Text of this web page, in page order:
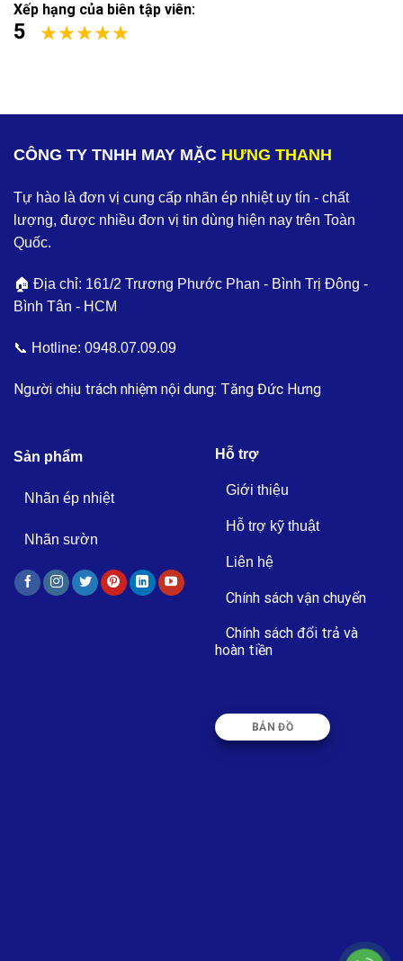
Xếp hạng của biên tập viên:
5
CÔNG TY TNHH MAY MẶC HƯNG THANH
Tự hào là đơn vị cung cấp nhãn ép nhiệt uy tín - chất
lượng, được nhiều đơn vị tin dùng hiện nay trên Toàn
Quốc.
🏠 Địa chỉ: 161/2 Trương Phước Phan - Bình Trị Đông -
Bình Tân - HCM
📞 Hotline: 0948.07.09.09
Người chịu trách nhiệm nội dung: Tăng Đức Hưng
Sản phẩm
Nhãn ép nhiệt
Nhãn sườn
Hỗ trợ
Giới thiệu
Hỗ trợ kỹ thuật
Liên hệ
Chính sách vận chuyển
Chính sách đổi trả và
hoàn tiền
BẢN ĐỒ